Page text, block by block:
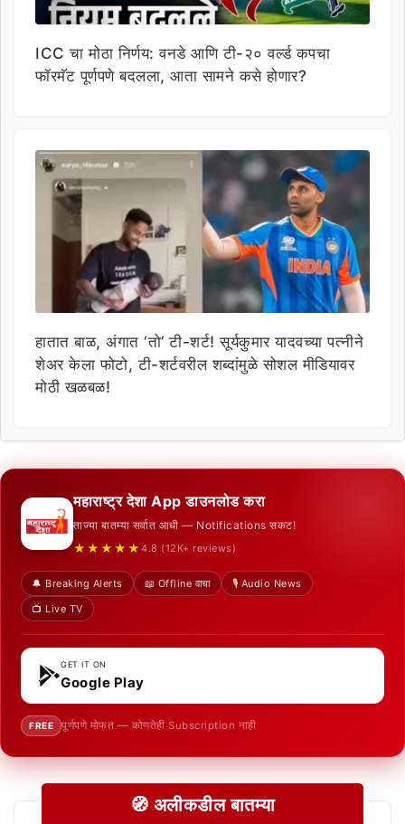
ICC चा मोठा निर्णय: वनडे आणि टी-२० वर्ल्ड कपचा
फॉरमॅट पूर्णपणे बदलला, आता सामने कसे होणार?
हातात बाळ, अंगात ‘तो’ टी-शर्ट! सूर्यकुमार यादवच्या पत्नीने
शेअर केला फोटो, टी-शर्टवरील शब्दांमुळे सोशल मीडियावर
मोठी खळबळ!
महाराष्ट्र देशा App डाउनलोड करा
ताज्या बातम्या सर्वात आधी — Notifications सकट!
★★★★★ 4.8 (12K+ reviews)
🔔 Breaking Alerts 📖 Offline वाचा
🎙️ Audio News
📺 Live TV
GET IT ON
Google Play
FREE पूर्णपणे मोफत — कोणतेही Subscription नाही
🧭 अलीकडील बातम्या